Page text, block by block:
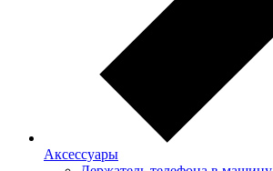
Аксессуары